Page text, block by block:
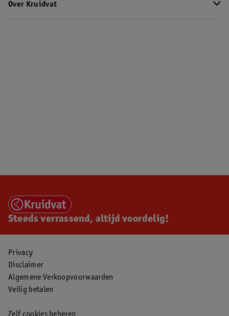
Over Kruidvat
Steeds verrassend, altijd voordelig!
Privacy
Disclaimer
Algemene Verkoopvoorwaarden
Veilig betalen